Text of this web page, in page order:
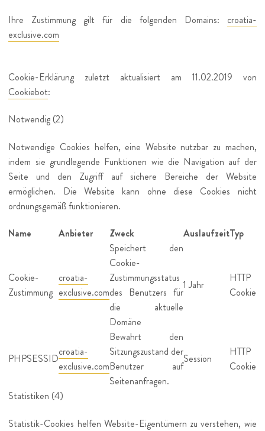
Ihre Zustimmung gilt für die folgenden Domains: croatia-
exclusive.com
Cookie-Erklärung zuletzt aktualisiert am 11.02.2019 von
Cookiebot:
Notwendig (2)
Notwendige Cookies helfen, eine Website nutzbar zu machen,
indem sie grundlegende Funktionen wie die Navigation auf der
Seite und den Zugriff auf sichere Bereiche der Website
ermöglichen. Die Website kann ohne diese Cookies nicht
ordnungsgemäß funktionieren.
Name Anbieter Zweck AuslaufzeitTyp
Cookie-
Zustimmung
croatia-
exclusive.com
Speichert den
Cookie-
Zustimmungsstatus
des Benutzers für
die aktuelle
Domäne
1 Jahr
HTTP
Cookie
PHPSESSID
croatia-
exclusive.com
Bewahrt den
Sitzungszustand der
Benutzer auf
Seitenanfragen.
Session
HTTP
Cookie
Statistiken (4)
Statistik-Cookies helfen Website-Eigentümern zu verstehen, wie